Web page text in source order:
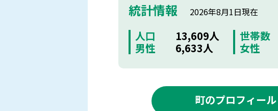
統計情報 2026年8月1日現在
人口 13,609人 世帯数
男性
6,633人 女性
町のプロフィール